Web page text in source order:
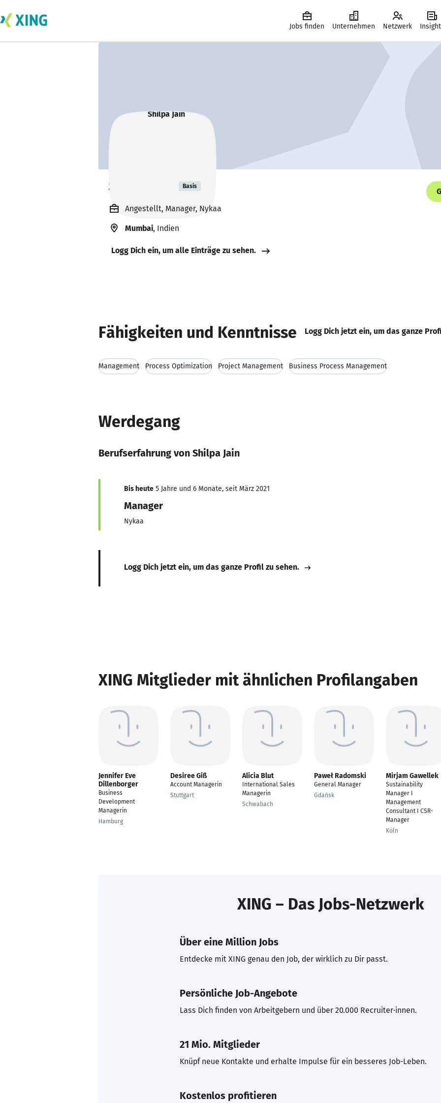
Jobs finden Unternehmen Netzwerk
Shilpa Jain Basis
Angestellt, Manager, Nykaa
Mumbai, Indien
Logg Dich ein, um alle Einträge zu sehen.
Fähigkeiten und Kenntnisse Logg Dich jetzt ein, um das ganze
Management Process Optimization Project Management Business Process Management
Werdegang
Berufserfahrung von Shilpa Jain
Bis heute 5 Jahre und 6 Monate, seit März 2021
Manager
Nykaa
Logg Dich jetzt ein, um das ganze Profil zu sehen.
XING Mitglieder mit ähnlichen Profilangaben
Jennifer Eve
Dillenborger
Business
Development
Managerin
Hamburg
Desiree Giß
Account Managerin
Stuttgart
Alicia Blut
International Sales
Managerin
Schwabach
Paweł Radomski
General Manager
Gdańsk
Mirjam Gawellek
Sustainability
Manager I
Management
Consultant I CSR-
Manager
Köln
XING – Das Jobs-Netzwerk
Über eine Million Jobs
Entdecke mit XING genau den Job, der wirklich zu Dir passt.
Persönliche Job-Angebote
Lass Dich finden von Arbeitgebern und über 20.000 Recruiter·innen.
21 Mio. Mitglieder
Knüpf neue Kontakte und erhalte Impulse für ein besseres Job-Leben.
Kostenlos profitieren